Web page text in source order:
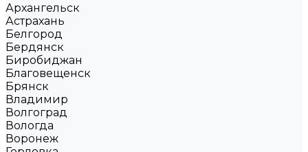
Архангельск
Астрахань
Белгород
Бердянск
Биробиджан
Благовещенск
Брянск
Владимир
Волгоград
Вологда
Воронеж